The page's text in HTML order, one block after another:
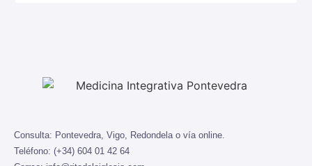
Consulta: Pontevedra, Vigo, Redondela o vía online.
Teléfono: (+34) 604 01 42 64